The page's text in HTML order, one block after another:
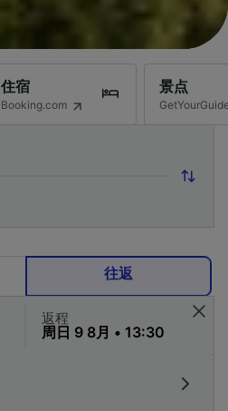
住宿
Booking.com
景点
往返
返程